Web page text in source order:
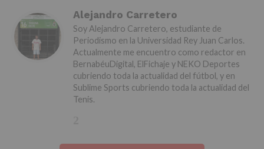
Alejandro Carretero
Soy Alejandro Carretero, estudiante de
Periodismo en la Universidad Rey Juan Carlos.
Actualmente me encuentro como redactor en
BernabéuDigital, ElFichaje y NEKO Deportes
cubriendo toda la actualidad del fútbol, y en
Sublime Sports cubriendo toda la actualidad del
Tenis.